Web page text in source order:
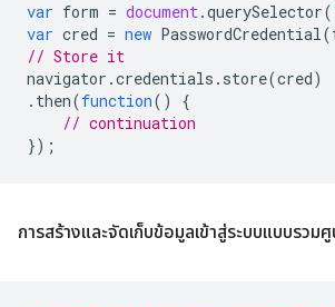
var form = document.querySelector(
var cred = new PasswordCredential(
// Store it
navigator .credentials . store(cred)
. then(function()
{
// continuation
});
การสร้างและจัดเก็บข้อมูลเข้าสู่ระบบแบบรวม